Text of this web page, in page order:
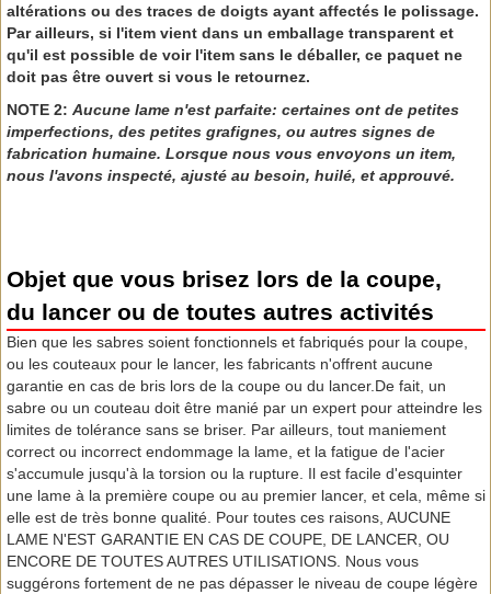
altérations ou des traces de doigts ayant affectés le polissage.
Par ailleurs, si l'item vient dans un emballage transparent et
qu'il est possible de voir l'item sans le déballer, ce paquet ne
doit pas être ouvert si vous le retournez.
NOTE 2: Aucune lame n'est parfaite: certaines ont de petites
imperfections, des petites grafignes, ou autres signes de
fabrication humaine. Lorsque nous vous envoyons un item,
nous l'avons inspecté, ajusté au besoin, huilé, et approuvé.
Objet que vous brisez lors de la coupe,
du lancer ou de toutes autres activités
Bien que les sabres soient fonctionnels et fabriqués pour la coupe,
ou les couteaux pour le lancer, les fabricants n'offrent aucune
garantie en cas de bris lors de la coupe ou du lancer.De fait, un
sabre ou un couteau doit être manié par un expert pour atteindre les
limites de tolérance sans se briser. Par ailleurs, tout maniement
correct ou incorrect endommage la lame, et la fatigue de l'acier
s'accumule jusqu'à la torsion ou la rupture. Il est facile d'esquinter
une lame à la première coupe ou au premier lancer, et cela, même si
elle est de très bonne qualité. Pour toutes ces raisons, AUCUNE
LAME N'EST GARANTIE EN CAS DE COUPE, DE LANCER, OU
ENCORE DE TOUTES AUTRES UTILISATIONS. Nous vous
suggérons fortement de ne pas dépasser le niveau de coupe légère